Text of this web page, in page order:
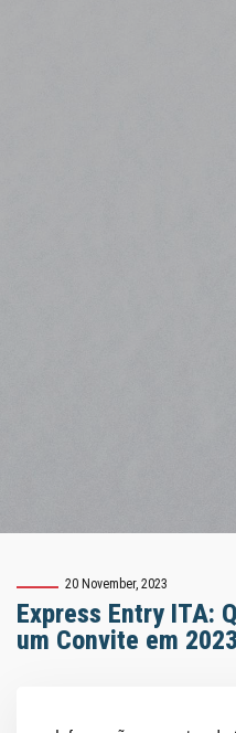
20 November, 2023
Express Entry ITA:
um Convite em